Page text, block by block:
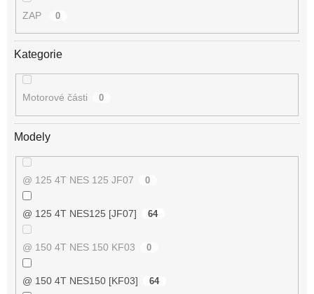
ZAP 0
Kategorie
Motorové části 0
Modely
@ 125 4T NES 125 JF07 0
@ 125 4T NES125 [JF07] 64
@ 150 4T NES 150 KF03 0
@ 150 4T NES150 [KF03] 64